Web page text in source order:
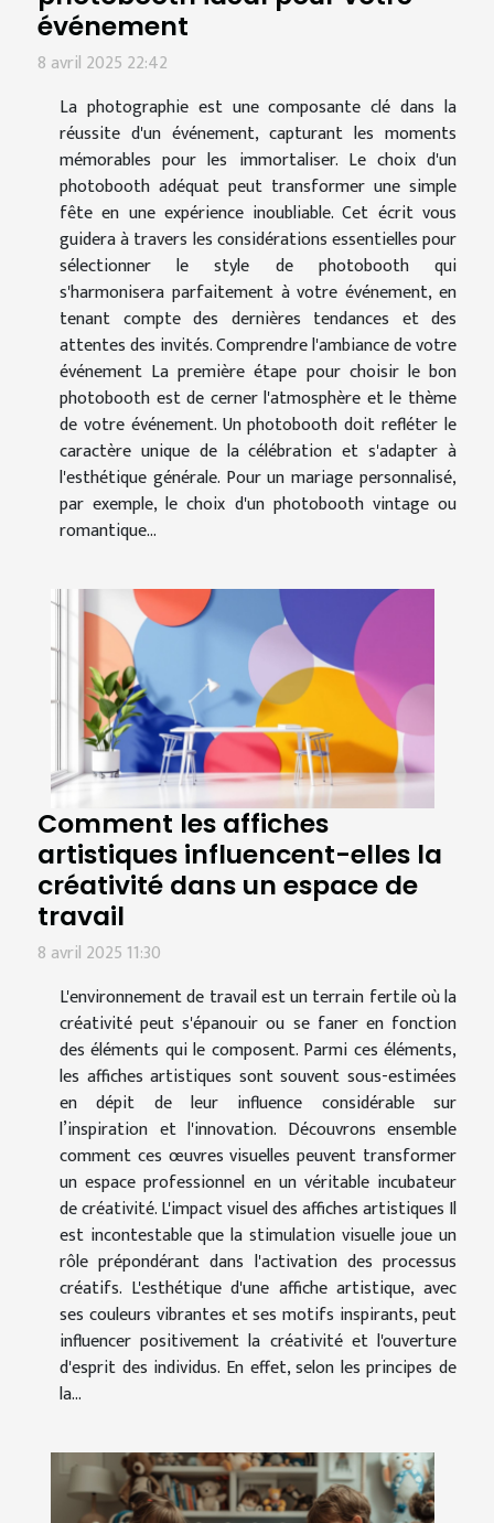
événement
8 avril 2025 22:42
La photographie est une composante clé dans la
réussite d'un événement, capturant les moments
mémorables pour les immortaliser. Le choix d'un
photobooth adéquat peut transformer une simple
fête en une expérience inoubliable. Cet écrit vous
guidera à travers les considérations essentielles pour
sélectionner le style de photobooth qui
s'harmonisera parfaitement à votre événement, en
tenant compte des dernières tendances et des
attentes des invités. Comprendre l'ambiance de votre
événement La première étape pour choisir le bon
photobooth est de cerner l'atmosphère et le thème
de votre événement. Un photobooth doit refléter le
caractère unique de la célébration et s'adapter à
l'esthétique générale. Pour un mariage personnalisé,
par exemple, le choix d'un photobooth vintage ou
romantique...
Comment les affiches
artistiques influencent-elles la
créativité dans un espace de
travail
8 avril 2025 11:30
L'environnement de travail est un terrain fertile où la
créativité peut s'épanouir ou se faner en fonction
des éléments qui le composent. Parmi ces éléments,
les affiches artistiques sont souvent sous-estimées
en dépit de leur influence considérable sur
l’inspiration et l'innovation. Découvrons ensemble
comment ces œuvres visuelles peuvent transformer
un espace professionnel en un véritable incubateur
de créativité. L'impact visuel des affiches artistiques Il
est incontestable que la stimulation visuelle joue un
rôle prépondérant dans l'activation des processus
créatifs. L'esthétique d'une affiche artistique, avec
ses couleurs vibrantes et ses motifs inspirants, peut
influencer positivement la créativité et l'ouverture
d'esprit des individus. En effet, selon les principes de
la...